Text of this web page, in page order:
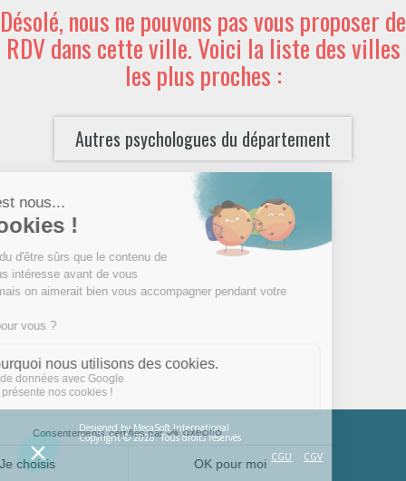
Désolé, nous ne pouvons pas vous proposer de
RDV dans cette ville. Voici la liste des villes
les plus proches :
Autres psychologues du département
Designed byMecaSoft International
Copyright © 2026. Tous droits réservés
CGU
CGV